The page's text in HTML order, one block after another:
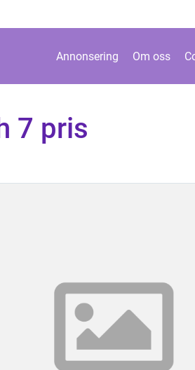
Annonsering Om oss
7 pris